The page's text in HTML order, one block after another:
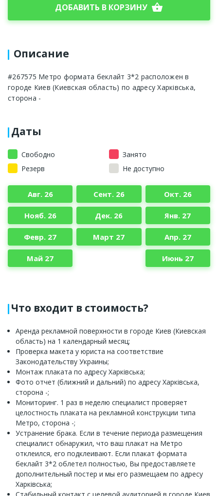
ДОБАВИТЬ В КОРЗИНУ shopping_basket
Описание
#267575 Метро формата беклайт 3*2 расположен в
городе Киев (Киевская область) по адресу Харківська,
сторона -
Даты
Свободно
Занято
Резерв
Не доступно
Авг. 26 Сент. 26 Окт. 26
Нояб. 26 Дек. 26 Янв. 27
Февр. 27 Март 27 Апр. 27
Май 27 Июнь 27
Что входит в стоимость?
Аренда рекламной поверхности в городе Киев (Киевская
область) на 1 календарный месяц;
Проверка макета у юриста на соответствие
Законодательству Украины;
Монтаж плаката по адресу Харківська;
Фото отчет (ближний и дальний) по адресу Харківська,
сторона -;
Мониторинг. 1 раз в неделю специалист проверяет
целостность плаката на рекламной конструкции типа
Метро, сторона -;
Устранение брака. Если в течение периода размещения
специалист обнаружил, что ваш плакат на Метро
отклеился, его подклеивают. Если плакат формата
беклайт 3*2 облетел полностью, Вы предоставляете
дополнительный постер и мы его размещаем по адресу
Харківська;